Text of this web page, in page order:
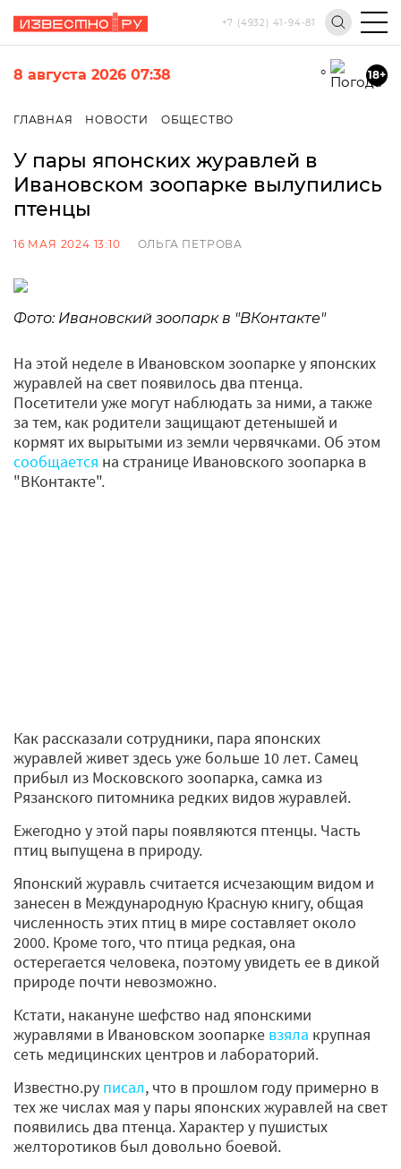
+7 (4932) 41-94-81
8 августа 2026 07:38 ° 18+
ГЛАВНАЯ НОВОСТИ ОБЩЕСТВО
У пары японских журавлей в
Ивановском зоопарке вылупились
птенцы
16 МАЯ 2024 13:10 ОЛЬГА ПЕТРОВА
Фото: Ивановский зоопарк в "ВКонтакте"
На этой неделе в Ивановском зоопарке у японских
журавлей на свет появилось два птенца.
Посетители уже могут наблюдать за ними, а также
за тем, как родители защищают детенышей и
кормят их вырытыми из земли червячками. Об этом
сообщается на странице Ивановского зоопарка в
"ВКонтакте".
Как рассказали сотрудники, пара японских
журавлей живет здесь уже больше 10 лет. Самец
прибыл из Московского зоопарка, самка из
Рязанского питомника редких видов журавлей.
Ежегодно у этой пары появляются птенцы. Часть
птиц выпущена в природу.
Японский журавль считается исчезающим видом и
занесен в Международную Красную книгу, общая
численность этих птиц в мире составляет около
2000. Кроме того, что птица редкая, она
остерегается человека, поэтому увидеть ее в дикой
природе почти невозможно.
Кстати, накануне шефство над японскими
журавлями в Ивановском зоопарке взяла крупная
сеть медицинских центров и лабораторий.
Известно.ру писал, что в прошлом году примерно в
тех же числах мая у пары японских журавлей на свет
появились два птенца. Характер у пушистых
желторотиков был довольно боевой.